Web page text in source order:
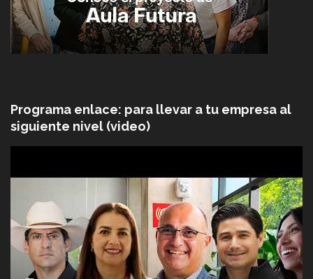
Programa enlace: para llevar a tu empresa al
siguiente nivel (video)